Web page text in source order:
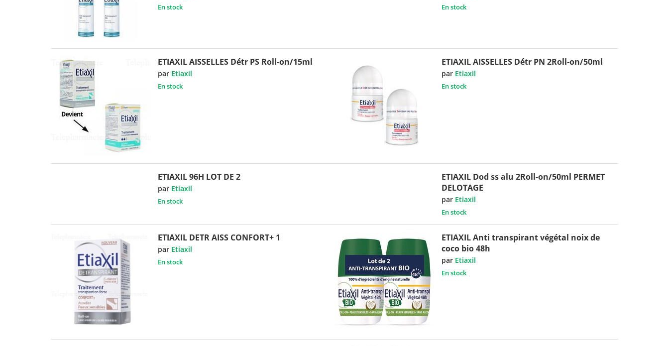
En stock En stock
ETIAXIL AISSELLES Détr PS Roll-on/15ml
par Etiaxil
En stock
ETIAXIL AISSELLES Détr PN 2Roll-on/50ml
par Etiaxil
En stock
ETIAXIL 96H LOT DE 2
par Etiaxil
En stock
ETIAXIL Dod ss alu 2Roll-on/50ml PERMET
DELOTAGE
par Etiaxil
En stock
ETIAXIL DETR AISS CONFORT+ 1
par Etiaxil
En stock
ETIAXIL Anti transpirant végétal noix de
coco bio 48h
par Etiaxil
En stock